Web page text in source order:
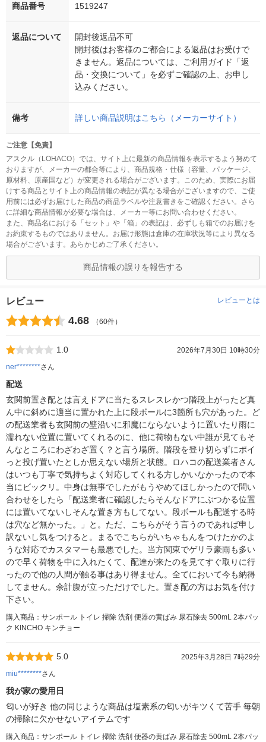
商品番号 1519247
返品について
開封後返品不可
開封後はお客様のご都合による返品はお受けで
きません。返品については、ご利用ガイド「返
品・交換について」を必ずご確認の上、お申し
込みください。
備考 詳しい商品説明はこちら（メーカーサイト）
ご注意【免責】
アスクル（LOHACO）では、サイト上に最新の商品情報を表示するよう努めて
おりますが、メーカーの都合等により、商品規格・仕様（容量、パッケージ、
原材料、原産国など）が変更される場合がございます。このため、実際にお届
けする商品とサイト上の商品情報の表記が異なる場合がございますので、ご使
用前には必ずお届けした商品の商品ラベルや注意書きをご確認ください。さら
に詳細な商品情報が必要な場合は、メーカー等にお問い合わせください。
また、商品名における「セット」や「箱」の表記は、必ずしも箱でのお届けを
お約束するものではありません。お届け形態は倉庫の在庫状況等により異なる
場合がございます。あらかじめご了承ください。
商品情報の誤りを報告する
レビュー レビューとは
4.68 （60件）
1.0
2026年7月30日 10時30分
ner********さん
配送
玄関前置き配とは言えドアに当たるスレスレかつ階段上がったど真
ん中に斜めに適当に置かれた上に段ボールに3箇所も穴があった。ど
の配送業者も玄関前の壁沿いに邪魔にならないように置いたり雨に
濡れない位置に置いてくれるのに、他に荷物もない中誰が見てもそ
んなところにわざわざ置く？と言う場所。階段を登り切らずにポイ
っと投げ置いたとしか思えない場所と状態。ロハコの配送業者さん
はいつも丁寧で気持ちよく対応してくれる方しかいなかったので本
当にビックリ。中身は無事でしたがもうやめてほしかったので問い
合わせをしたら「配送業者に確認したらそんなドアにぶつかる位置
には置いてないしそんな置き方もしてない。段ボールも配送する時
は穴など無かった。」と。ただ、こちらがそう言うのであれば申し
訳ないし気をつけると。まるでこちらがいちゃもんをつけたかのよ
うな対応でカスタマーも最悪でした。当方関東でゲリラ豪雨も多い
ので早く荷物を中に入れたくて、配達が来たのを見てすぐ取りに行
ったので他の人間が触る事はあり得ません。全てにおいて今も納得
してません。余計腹が立っただけでした。置き配の方はお気を付け
下さい。
購入商品：サンポール トイレ 掃除 洗剤 便器の黄ばみ 尿石除去 500mL 2本パッ
ク KINCHO キンチョー
5.0
2025年3月28日 7時29分
miu********さん
我が家の愛用日
匂いが好き 他の同じような商品は塩素系の匂いがキツくて苦手 毎朝
の掃除に欠かせないアイテムです
購入商品：サンポール トイレ 掃除 洗剤 便器の黄ばみ 尿石除去 500mL 2本パッ